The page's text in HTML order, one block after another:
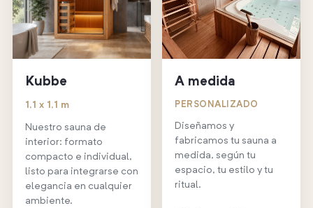
Kubbe
1,1 x 1,1 m
Nuestro sauna de
interior: formato
compacto e individual,
listo para integrarse con
elegancia en cualquier
ambiente.
A medida
PERSONALIZADO
Diseñamos y
fabricamos tu sauna a
medida, según tu
espacio, tu estilo y tu
ritual.